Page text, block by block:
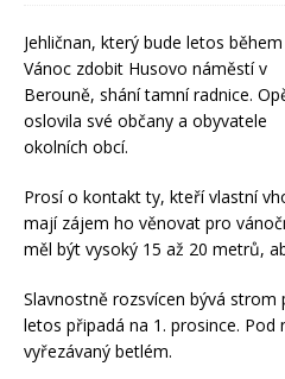
Jehličnan, který bude letos během
Vánoc zdobit Husovo náměstí v
Berouně, shání tamní radnice.
oslovila své občany a obyvatele
okolních obcí.
Prosí o kontakt ty, kteří vlastní
mají zájem ho věnovat pro
měl být vysoký 15 až 20 metrů,
Slavnostně rozsvícen bývá strom
letos připadá na 1. prosince. Pod
vyřezávaný betlém.